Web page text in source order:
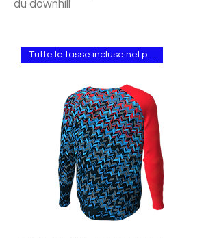
du downhill
Tutte le tasse incluse nel prezzo.